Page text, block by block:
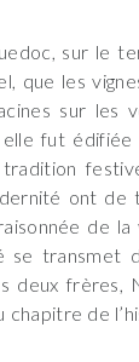
sur le
que les
sur les
fut édifiée
ont de
de la
transmet
deux frères,
chapitre de